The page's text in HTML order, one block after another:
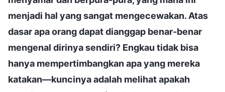
menjadi hal yang sangat mengecewakan. Atas
dasar apa orang dapat dianggap benar-benar
mengenal dirinya sendiri? Engkau tidak bisa
hanya mempertimbangkan apa yang mereka
katakan—kuncinya adalah melihat apakah